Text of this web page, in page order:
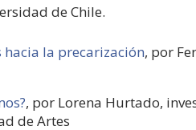
de Chile.
hacia la precarización, por
, por Lorena Hurtado,
de Artes